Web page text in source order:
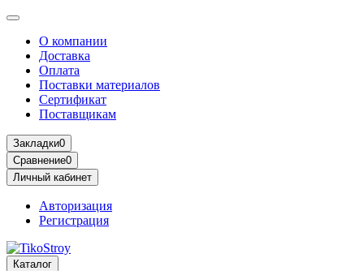
О компании
Доставка
Оплата
Поставки материалов
Сертификат
Поставщикам
Закладки0
Сравнение0
Личный кабинет
Авторизация
Регистрация
Каталог